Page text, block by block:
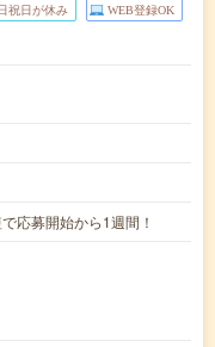
祝日が休み WEB登録OK
応募開始から1週間！